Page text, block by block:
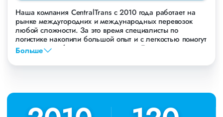
Наша компания СentralTrans с 2010 года работает на
рынке междугородних и международных перевозок
любой сложности. За это время специалисты по
логистике накопили большой опыт и с легкостью помогут
перевезти любые грузы, в том числе Буровую установку
Bauer.
уже перевезли более 756 000 тонн грузов для таких
Свел, Кровтрейд и многих других. Чтобы убедиться
Больше